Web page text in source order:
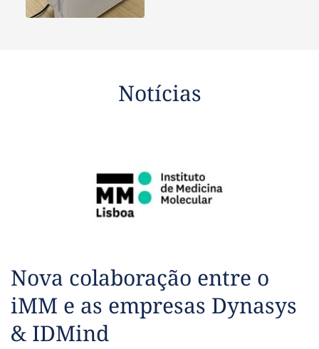
Notícias
Nova colaboração entre o
iMM e as empresas Dynasys
& IDMind